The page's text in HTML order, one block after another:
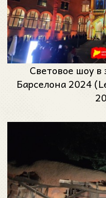
Световое шоу
Барселона 2024